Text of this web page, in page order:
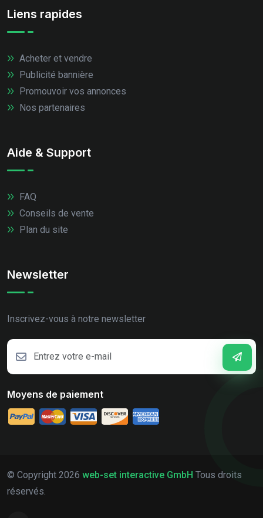
Liens rapides
Acheter et vendre
Publicité bannière
Promouvoir vos annonces
Nos partenaires
Aide & Support
FAQ
Conseils de vente
Plan du site
Newsletter
Inscrivez-vous à notre newsletter
Moyens de paiement
© Copyright 2026 web-set interactive GmbH Tous droits
réservés.